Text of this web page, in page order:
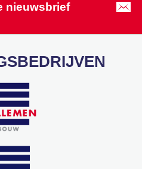
nieuwsbrief